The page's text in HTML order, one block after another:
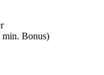
Bonus)